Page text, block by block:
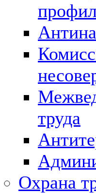
труда
Охрана